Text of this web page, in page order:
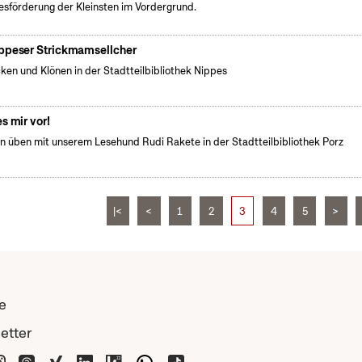
der Kleinsten im Vordergrund.
Strickmamsellcher
und Klönen in der Stadtteilbibliothek Nippes
mir vor!
üben mit unserem Lesehund Rudi Rakete in der Stadtteilbibliothek Porz
|< < 1 2 3 4 5 >